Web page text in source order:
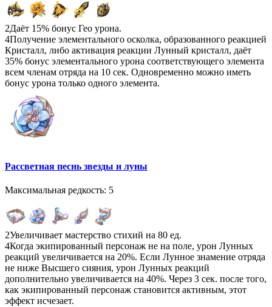
2Даёт 15% бонус Гео урона.
4Получение элементального осколка, образованного реакцией
Кристалл, либо активация реакции Лунный кристалл, даёт
35% бонус элементального урона соответствующего элемента
всем членам отряда на 10 сек. Одновременно можно иметь
бонус урона только одного элемента.
Рассветная песнь звезды и луны
Максимальная редкость: 5
2Увеличивает мастерство стихий на 80 ед.
4Когда экипированный персонаж не на поле, урон Лунных
реакций увеличивается на 20%. Если Лунное знамение отряда
не ниже Высшего сияния, урон Лунных реакций
дополнительно увеличивается на 40%. Через 3 сек. после того,
как экипированный персонаж становится активным, этот
эффект исчезает.